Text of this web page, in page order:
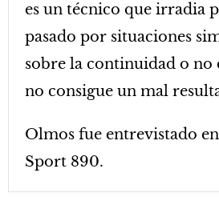
es un técnico que irradia
pasado por situaciones
sobre la continuidad o no
no consigue un mal
Olmos fue entrevistado
Sport 890.